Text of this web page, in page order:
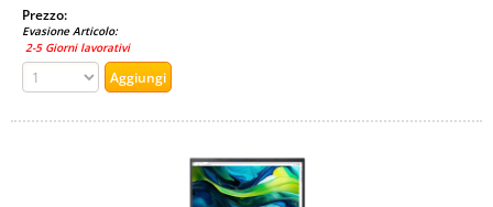
Prezzo:
Evasione Articolo:
2-5 Giorni lavorativi